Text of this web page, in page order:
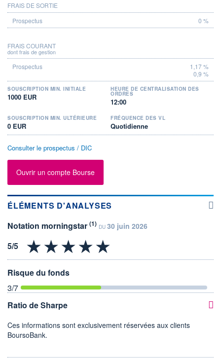
FRAIS DE SORTIE
0 %
FRAIS COURANT
dont frais de gestion
1,17 %
0,9 %
SOUSCRIPTION MIN. INITIALE
1000 EUR
HEURE DE CENTRALISATION DES
ORDRES
12:00
SOUSCRIPTION MIN. ULTÉRIEURE
0 EUR
FRÉQUENCE DES VL
Quotidienne
Consulter le prospectus / DIC
Ouvrir un compte Bourse
ÉLÉMENTS D'ANALYSES
Notation morningstar (1) DU 30 juin 2026
Risque du fonds
3/7
Ratio de Sharpe
Ces informations sont exclusivement réservées aux clients
BoursoBank.